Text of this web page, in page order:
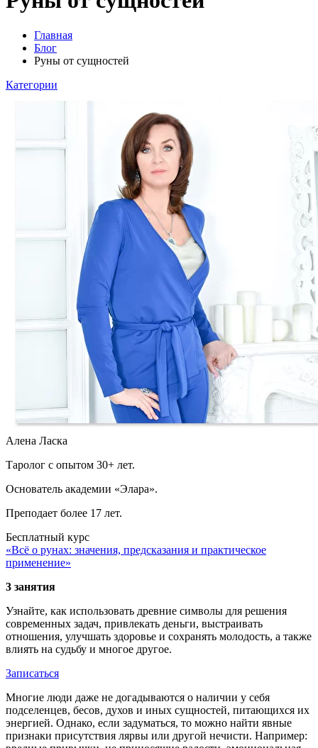
Главная
Блог
Руны от сущностей
Категории
Алена Ласка
Таролог с опытом 30+ лет.
Основатель академии «Элара».
Преподает более 17 лет.
Бесплатный курс
«Всё о рунах: значения, предсказания и практическое
применение»
3 занятия
Узнайте, как использовать древние символы для решения
современных задач, привлекать деньги, выстраивать
отношения, улучшать здоровье и сохранять молодость, а также
влиять на судьбу и многое другое.
Записаться
Многие люди даже не догадываются о наличии у себя
подселенцев, бесов, духов и иных сущностей, питающихся их
энергией. Однако, если задуматься, то можно найти явные
признаки присутствия лярвы или другой нечисти. Например: